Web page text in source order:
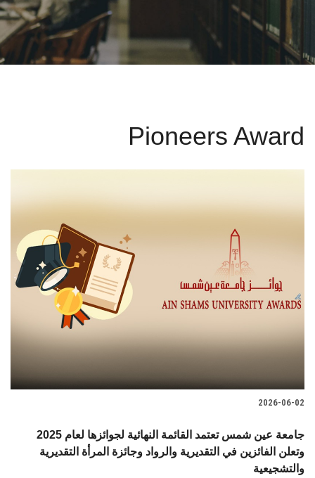
الشئون الأكاديمية
البحث العلمي
تواصل معنا
الطلاب
هيئة التدريس
الموظفون
Pioneers Award
2026-06-02
جامعة عين شمس تعتمد القائمة النهائية لجوائزها لعام 2025
وتعلن الفائزين في التقديرية والرواد وجائزة المرأة التقديرية
والتشجيعية